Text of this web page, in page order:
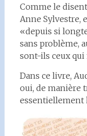
Comme le
Anne Sylvestre,
«depuis si
sans problème,
sont-ils ceux qui
Dans ce livre,
oui, de manière
essentiellement